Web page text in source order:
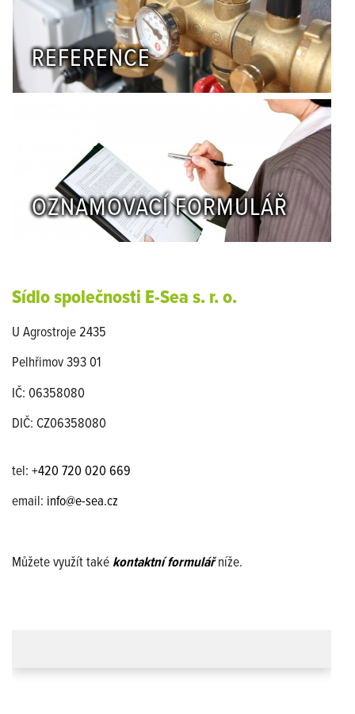
REFERENCE
OZNAMOVACÍ FORMULÁŘ
Sídlo společnosti E-Sea s. r. o.
U Agrostroje 2435
Pelhřimov 393 01
IČ: 06358080
DIČ: CZ06358080
tel: +420 720 020 669
email: info@e-sea.cz
Můžete využít také kontaktní formulářníže.